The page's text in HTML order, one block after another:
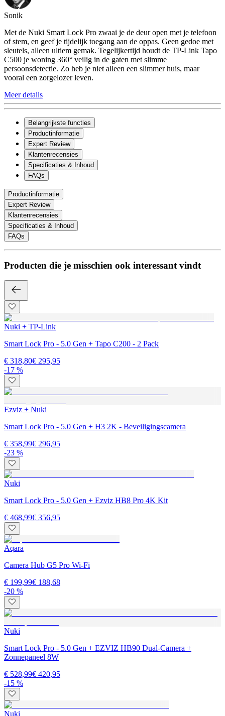
Sonik
Met de Nuki Smart Lock Pro zwaai je de deur open met je telefoon
of stem, en geef je tijdelijk toegang aan de oppas. Geen gedoe met
sleutels, alleen ultiem gemak. Tegelijkertijd houdt de TP-Link Tapo
C500 je woning 360° veilig in de gaten met slimme
persoonsdetectie. Zo heb je niet alleen een slimmer huis, maar
vooral een zorgelozer leven.
Meer details
Belangrijkste functies
Productinformatie
Expert Review
Klantenrecensies
Specificaties & Inhoud
FAQs
Productinformatie
Expert Review
Klantenrecensies
Specificaties & Inhoud
FAQs
Producten die je misschien ook interessant vindt
Nuki + TP-Link
Smart Lock Pro - 5.0 Gen + Tapo C200 - 2 Pack
€ 318,80€ 295,95
-17 %
Ezviz + Nuki
Smart Lock Pro - 5.0 Gen + H3 2K - Beveiligingscamera
€ 358,99€ 296,95
-23 %
Nuki
Smart Lock Pro - 5.0 Gen + Ezviz HB8 Pro 4K Kit
€ 468,99€ 356,95
Aqara
Camera Hub G5 Pro Wi-Fi
€ 199,99€ 188,68
-20 %
Nuki
Smart Lock Pro - 5.0 Gen + EZVIZ HB90 Dual-Camera +
Zonnepaneel 8W
€ 528,99€ 420,95
-15 %
Nuki